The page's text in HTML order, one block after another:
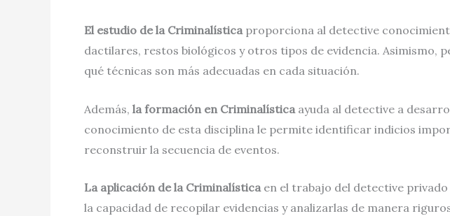
El estudio de la Criminalísticaproporciona al detective
dactilares, restos biológicos y otros tipos de evidencia. Asimismo,
qué técnicas son más adecuadas en cada situación.
Además, la formación en Criminalística ayuda al detective a
conocimiento de esta disciplina le permite identificar indicios
reconstruir la secuencia de eventos.
La aplicación de la Criminalísticaen el trabajo del detective
la capacidad de recopilar evidencias y analizarlas de manera